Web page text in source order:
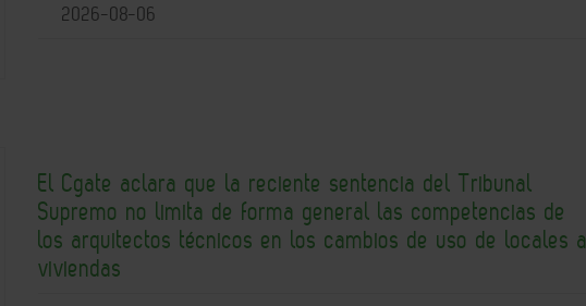
2026-08-06
El Cgate aclara que la reciente sentencia del Tribunal
Supremo no limita de forma general las competencias de
los arquitectos técnicos en los cambios de uso de locales a
viviendas